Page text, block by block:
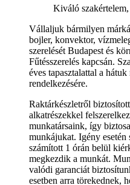
Kiváló
Vállaljuk bármilyen
bojler, konvektor,
szerelését Budapest és
Fűtésszerelés kapcsán.
éves tapasztalattal a
rendelkezésére.
Raktárkészletről
alkatrészekkel
munkatársaink, így
munkájukat. Igény esetén
számított 1 órán belül
megkezdik a munkát.
valódi garanciát
esetben arra törekednek,